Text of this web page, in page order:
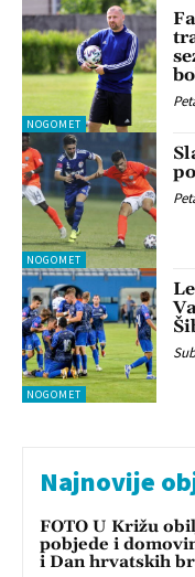
NOGOMET
NOGOMET
NOGOMET
Najnovije
FOTO U Križu
pobjede i
i Dan hrvatskih